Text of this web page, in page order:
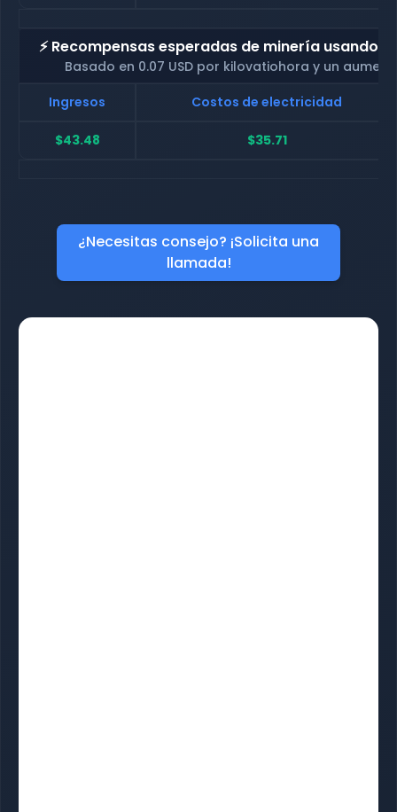
⚡ Recompensas esperadas de minería usando
Basado en 0.07 USD por kilovatiohora y un
Ingresos
Costos de electricidad
$43.48 $35.71
¿Necesitas consejo? ¡Solicita una
llamada!